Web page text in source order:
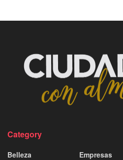
Category
Belleza
Empresas